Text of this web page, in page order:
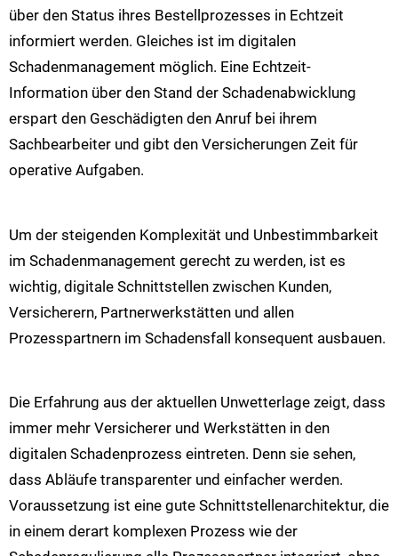
über den Status ihres Bestellprozesses in Echtzeit
informiert werden. Gleiches ist im digitalen
Schadenmanagement möglich. Eine Echtzeit-
Information über den Stand der Schadenabwicklung
erspart den Geschädigten den Anruf bei ihrem
Sachbearbeiter und gibt den Versicherungen Zeit für
operative Aufgaben.
Um der steigenden Komplexität und Unbestimmbarkeit
im Schadenmanagement gerecht zu werden, ist es
wichtig, digitale Schnittstellen zwischen Kunden,
Versicherern, Partnerwerkstätten und allen
Prozesspartnern im Schadensfall konsequent ausbauen.
Die Erfahrung aus der aktuellen Unwetterlage zeigt, dass
immer mehr Versicherer und Werkstätten in den
digitalen Schadenprozess eintreten. Denn sie sehen,
dass Abläufe transparenter und einfacher werden.
Voraussetzung ist eine gute Schnittstellenarchitektur, die
in einem derart komplexen Prozess wie der